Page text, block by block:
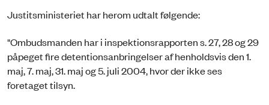
Justitsministeriet har herom udtalt følgende:
"Ombudsmanden har i inspektionsrapporten s. 27, 28 og 29
påpeget fire detentionsanbringelser af henholdsvis den 1.
maj, 7. maj, 31. maj og 5. juli 2004, hvor der ikke ses
foretaget tilsyn.